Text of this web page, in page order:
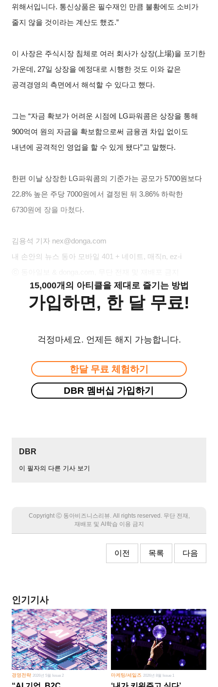
위해서입니다. 통신상품은 필수재인 만큼 불황에도 소비가
줄지 않을 것이라는 계산도 했죠.”
이 사장은 주식시장 침체로 여러 회사가 상장(上場)을 포기한
가운데, 27일 상장을 예정대로 시행한 것도 이와 같은
공격경영의 측면에서 해석할 수 있다고 했다.
그는 “자금 확보가 어려운 시점에 LG파워콤은 상장을 통해
900억여 원의 자금을 확보함으로써 금융권 차입 없이도
내년에 공격적인 영업을 할 수 있게 됐다”고 말했다.
한편 이날 상장한 LG파워콤의 기준가는 공모가 5700원보다
22.8% 높은 주당 7000원에서 결정된 뒤 3.86% 하락한
6730원에 장을 마쳤다.
김용석 기자 nex@donga.com
내 손안의 뉴스 동아 모바일 401 + 네이트, 매직n, ez-i
15,000개의 아티클을 제대로 즐기는 방법
가입하면, 한 달 무료!
걱정마세요. 언제든 해지 가능합니다.
한달 무료 체험하기
DBR 멤버십 가입하기
DBR
이 필자의 다른 기사 보기
Copyright Ⓒ 동아비즈니스리뷰. All rights reserved. 무단 전재,
재배포 및 AI학습 이용 금지
이전 목록 다음
인기기사
경영전략 2026년 5월 Issue 2 마케팅/세일즈 2026년 8월 Issue 1